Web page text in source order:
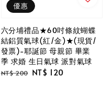
優惠
六分埔禮品★60吋條紋蝴蝶
結鋁質氣球(紅/金)★(現貨/
發票)-耶誕節 母親節 畢業
季 求婚 生日氣球 派對氣球
Regular
NT$ 200 Sale
NT$ 120